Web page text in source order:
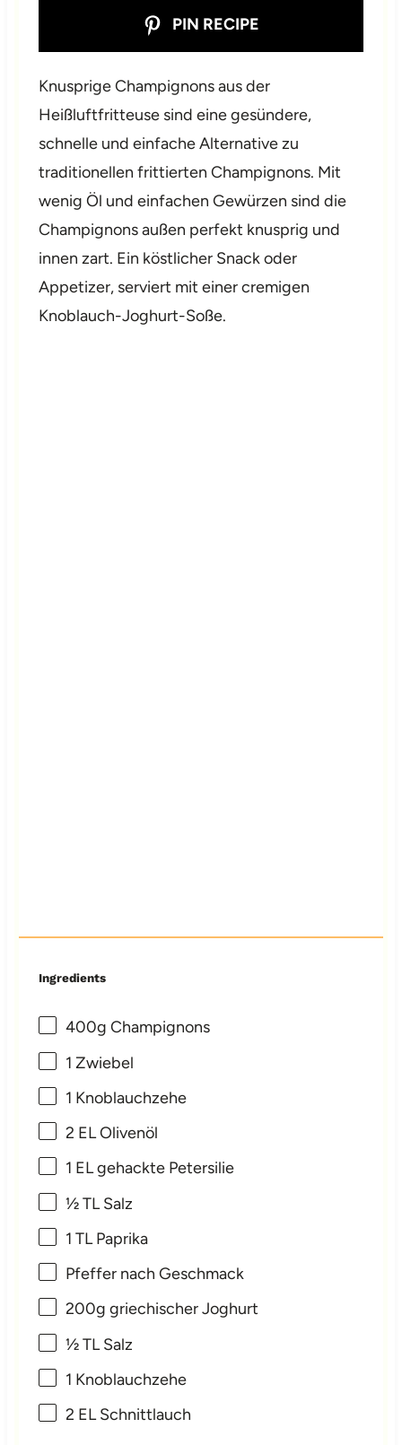
PIN RECIPE
Knusprige Champignons aus der
Heißluftfritteuse sind eine gesündere,
schnelle und einfache Alternative zu
traditionellen frittierten Champignons. Mit
wenig Öl und einfachen Gewürzen sind die
Champignons außen perfekt knusprig und
innen zart. Ein köstlicher Snack oder
Appetizer, serviert mit einer cremigen
Knoblauch-Joghurt-Soße.
Ingredients
400g Champignons
1 Zwiebel
1 Knoblauchzehe
2 EL Olivenöl
1 EL gehackte Petersilie
½TL Salz
1 TL Paprika
Pfeffer nach Geschmack
200g griechischer Joghurt
½TL Salz
1 Knoblauchzehe
2 EL Schnittlauch